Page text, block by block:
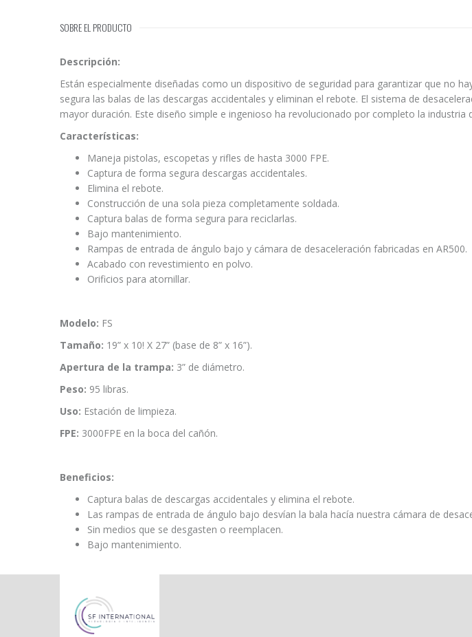
SOBRE EL PRODUCTO
Descripción:
Están especialmente diseñadas como un dispositivo de seguridad para garantizar que no
segura las balas de las descargas accidentales y eliminan el rebote. El sistema de
mayor duración. Este diseño simple e ingenioso ha revolucionado por completo la industria
Características:
Maneja pistolas, escopetas y rifles de hasta 3000 FPE.
Captura de forma segura descargas accidentales.
Elimina el rebote.
Construcción de una sola pieza completamente soldada.
Captura balas de forma segura para reciclarlas.
Bajo mantenimiento.
Rampas de entrada de ángulo bajo y cámara de desaceleración fabricadas en AR500.
Acabado con revestimiento en polvo.
Orificios para atornillar.
Modelo: FS
Tamaño: 19” x 10! X 27” (base de 8” x 16”).
Apertura de la trampa: 3” de diámetro.
Peso: 95 libras.
Uso: Estación de limpieza.
FPE: 3000FPE en la boca del cañón.
Beneficios:
Captura balas de descargas accidentales y elimina el rebote.
Las rampas de entrada de ángulo bajo desvían la bala hacía nuestra cámara de
Sin medios que se desgasten o reemplacen.
Bajo mantenimiento.